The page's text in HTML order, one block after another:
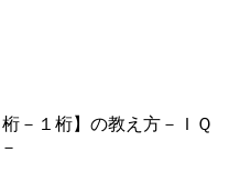
－１桁】の教え方－ＩＱ